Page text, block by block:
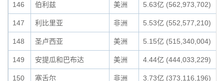
146 伯利兹 美洲 5.63亿 (562,973,702)
147 利比里亚 非洲 5.53亿 (552,577,210)
148 圣卢西亚 美洲 5.15亿 (515,340,004)
149 安提瓜和巴布达 美洲 4.44亿 (444,033,229)
150 塞舌尔 非洲 3.73亿 (373,116,196)